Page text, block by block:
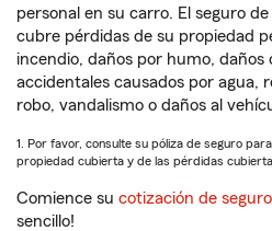
personal en su carro. El seguro
cubre pérdidas de su propiedad
incendio, daños por humo,
accidentales causados por agua,
robo, vandalismo o daños al
1. Por favor, consulte su póliza de seguro
propiedad cubierta y de las pérdidas
Comience su cotización de
sencillo!